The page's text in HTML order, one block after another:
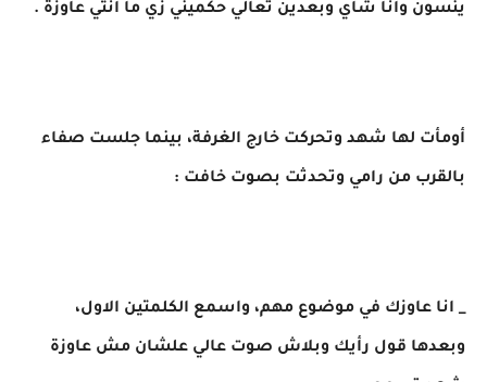
ينسون وانا شاي وبعدين تعالي حكميني زي ما انتي عاوزة .
أومأت لها شهد وتحركت خارج الغرفة، بينما جلست صفاء
بالقرب من رامي وتحدثت بصوت خافت :
_ انا عاوزك في موضوع مهم، واسمع الكلمتين الاول،
وبعدها قول رأيك وبلاش صوت عالي علشان مش عاوزة